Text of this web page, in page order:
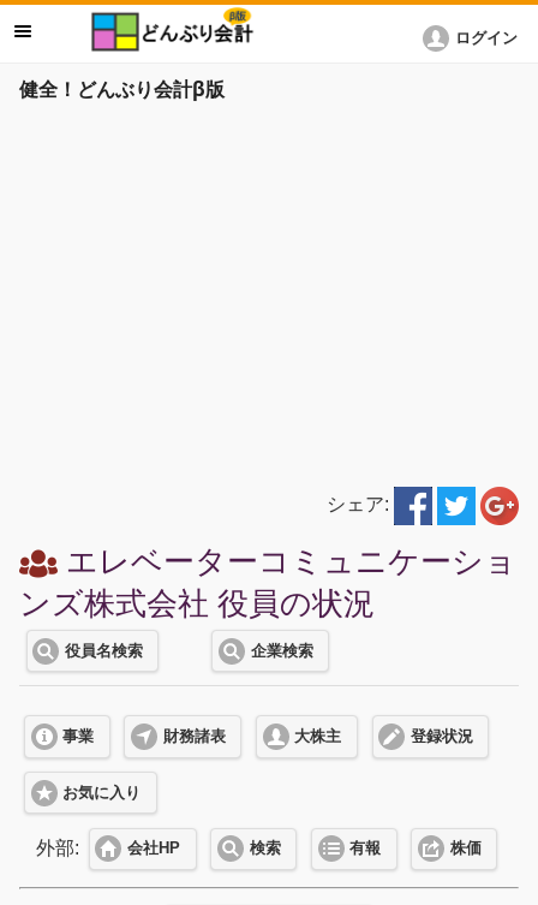
健全！どんぶり会計β版
ログイン
シェア:
エレベーターコミュニケーショ
ンズ株式会社 役員の状況
役員名検索 企業検索
事業 財務諸表 大株主 登録状況
お気に入り
外部: 会社HP 検索 有報 株価